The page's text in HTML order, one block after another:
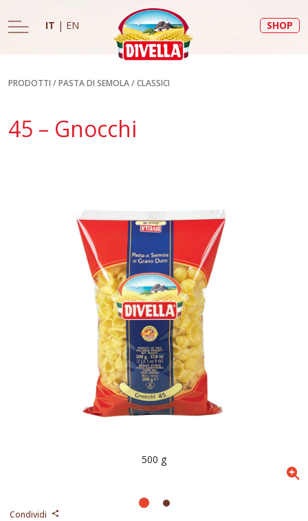
IT | EN SHOP
PRODOTTI /PASTA DI SEMOLA/CLASSICI
45 – Gnocchi
Condividi
500 g